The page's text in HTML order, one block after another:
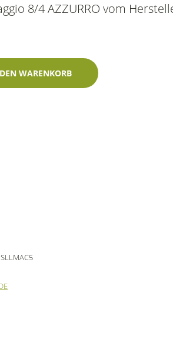
8/4 AZZURRO vom
1000ml 1K Lechler-Einschichtlack
WARENKORB